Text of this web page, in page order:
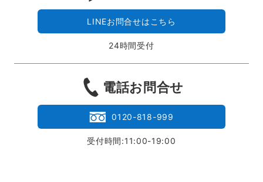
LINEお問合せはこちら
24時間受付
電話お問合せ
0120-818-999
受付時間:11:00-19:00